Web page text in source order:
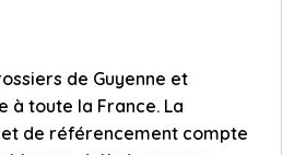
de Guyenne et
à toute la France. La
de référencement compte